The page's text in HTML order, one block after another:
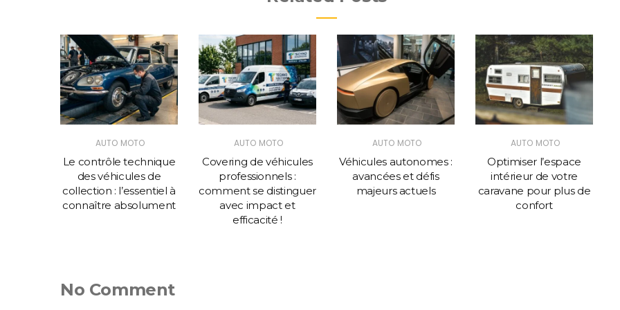
AUTO MOTO
Le contrôle technique
des véhicules de
collection : l’essentiel à
connaître absolument
AUTO MOTO
Covering de véhicules
professionnels :
comment se distinguer
avec impact et
efficacité !
AUTO MOTO
Véhicules autonomes :
avancées et défis
majeurs actuels
AUTO MOTO
Optimiser l’espace
intérieur de votre
caravane pour plus de
confort
No Comment